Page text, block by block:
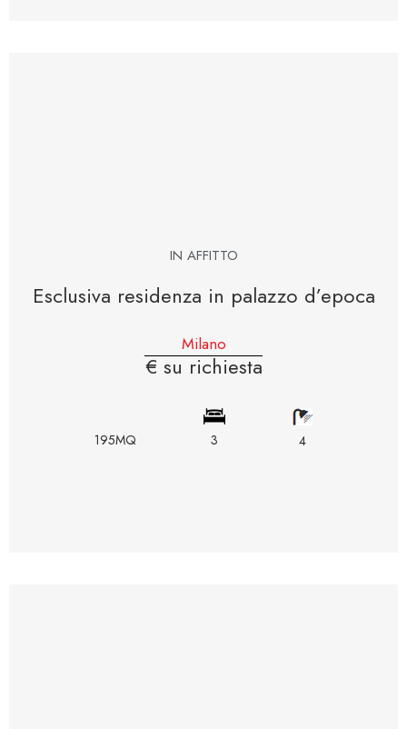
IN AFFITTO
Esclusiva residenza in palazzo d’epoca
Milano
€ su richiesta
195MQ 3 4